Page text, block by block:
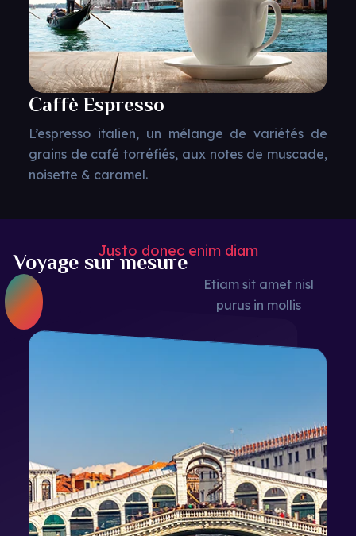
Caffè Espresso
L’espresso italien, un mélange de variétés de
grains de café torréfiés, aux notes de muscade,
noisette & caramel.
Justo donec enim diam
Voyage sur mesure
Etiam sit amet nisl
purus in mollis